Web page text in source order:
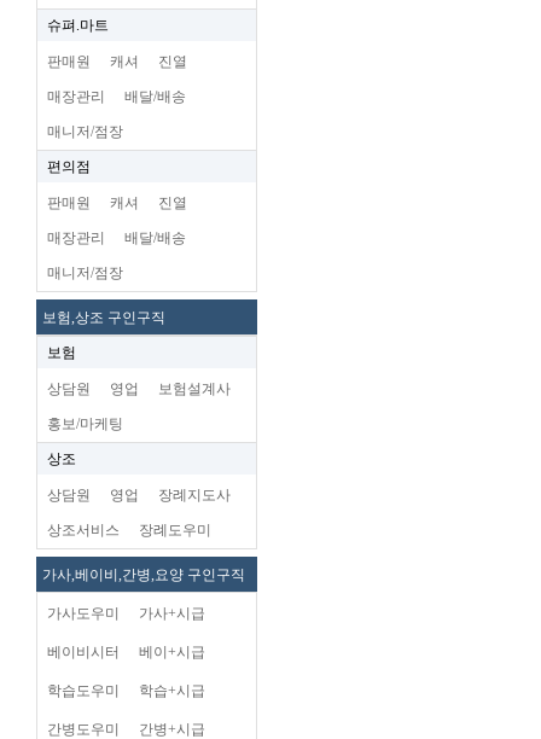
슈펴.마트
판매원 캐셔 진열
매장관리 배달/배송
매니저/점장
편의점
판매원 캐셔 진열
매장관리 배달/배송
매니저/점장
보험,상조 구인구직
보험
상담원 영업 보험설계사
홍보/마케팅
상조
상담원 영업 장례지도사
상조서비스 장례도우미
가사,베이비,간병,요양 구인구직
가사도우미 가사+시급
베이비시터 베이+시급
학습도우미 학습+시급
간병도우미 간병+시급